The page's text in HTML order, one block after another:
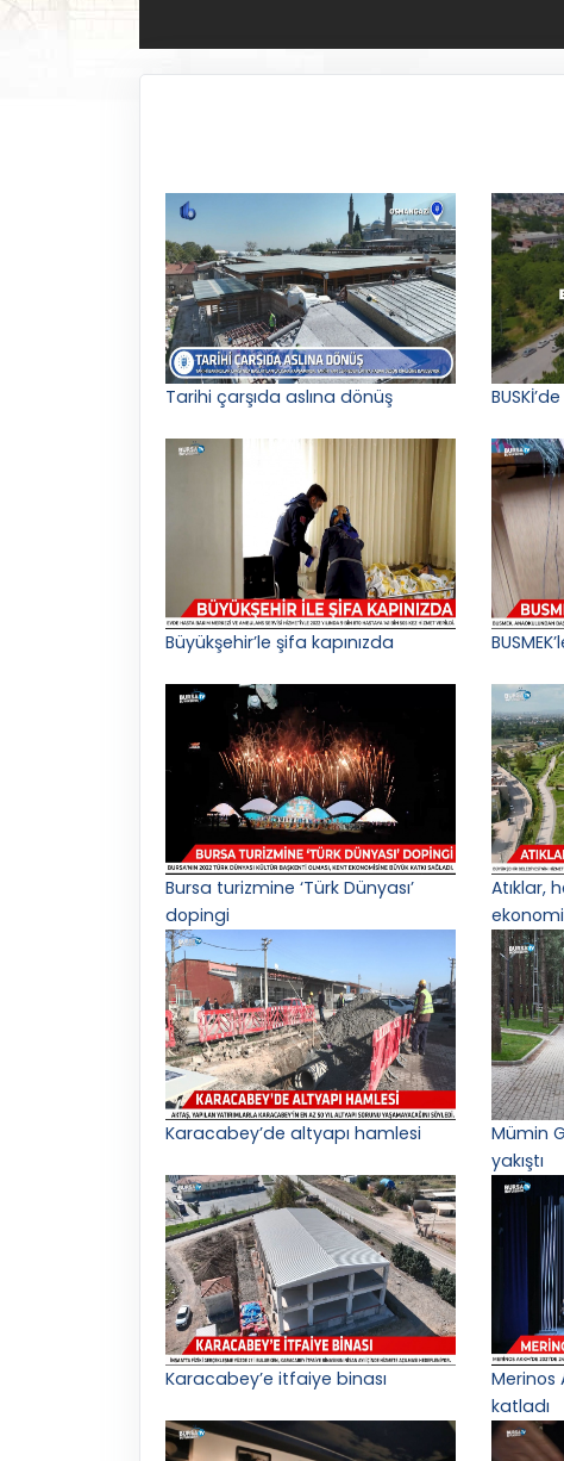
Tarihi çarşıda aslına dönüş
Büyükşehir’le şifa kapınızda
Bursa turizmine ‘Türk Dünyası’
dopingi
Atıklar,
Karacabey’de altyapı hamlesi
Mümin
yakıştı
Karacabey’e itfaiye binası
Merinos
katladı